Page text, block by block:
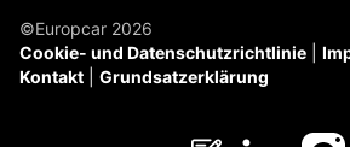
©Europcar 2026
Cookie- und Datenschutzrichtlinie
Kontakt
Grundsatzerklärung